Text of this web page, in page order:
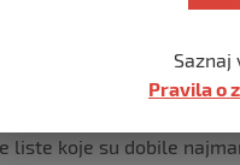
od 96 časova od
liste koje su dobile
Saznaj
Pravila o